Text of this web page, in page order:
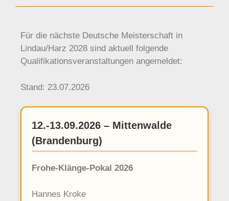
Für die nächste Deutsche Meisterschaft in
Lindau/Harz 2028 sind aktuell folgende
Qualifikationsveranstaltungen angemeldet:
Stand: 23.07.2026
12.-13.09.2026 – Mittenwalde
(Brandenburg)
Frohe-Klänge-Pokal 2026
Hannes Kroke